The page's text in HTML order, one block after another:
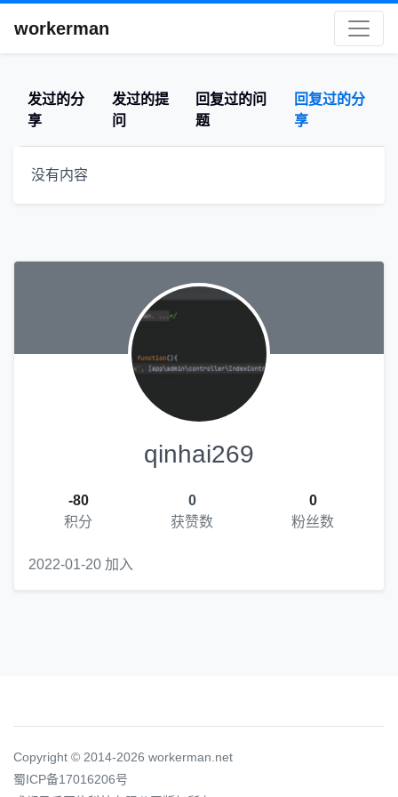
workerman
发过的分
享
发过的提
问
回复过的问
题
回复过的分
享
没有内容
qinhai269
-80
积分
0
获赞数
0
粉丝数
2022-01-20 加入
Copyright © 2014-2026 workerman.net
蜀ICP备17016206号